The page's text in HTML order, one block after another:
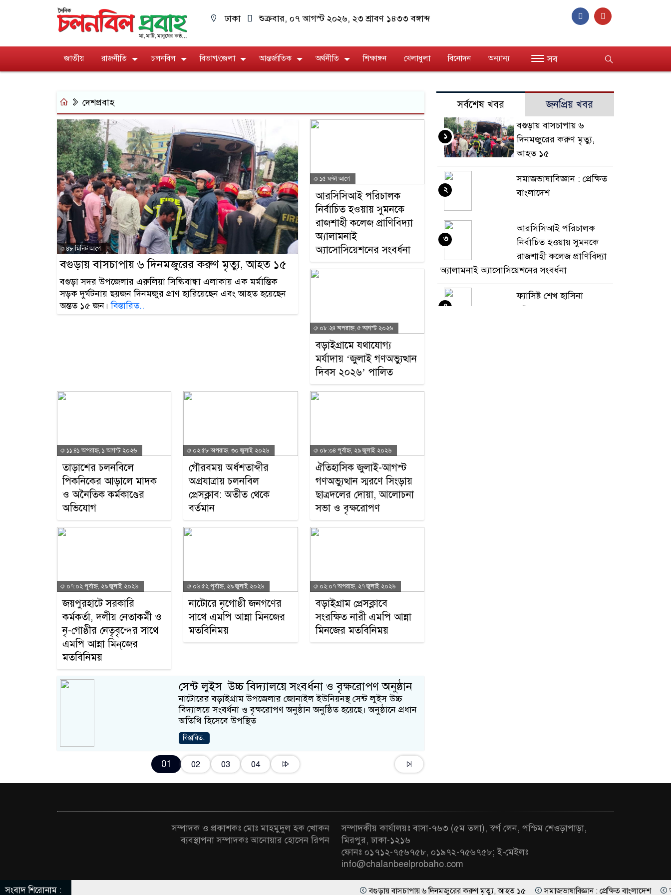
ঢাকা শুক্রবার, ০৭ আগস্ট ২০২৬, ২৩ শ্রাবণ ১৪৩৩ বঙ্গাব্দ
জাতীয় রাজনীতি চলনবিল বিভাগ/জেলা আন্তর্জাতিক অর্থনীতি শিক্ষাঙ্গন খেলাধুলা বিনোদন অন্যান্য সব
দেশপ্রবাহ
৪৮ মিনিট আগে
বগুড়ায় বাসচাপায় ৬ দিনমজুরের করুণ মৃত্যু, আহত ১৫
বগুড়া সদর উপজেলার এরুলিয়া সিল্কিবান্ধা এলাকায় এক মর্মান্তিক
সড়ক দুর্ঘটনায় ছয়জন দিনমজুর প্রাণ হারিয়েছেন এবং আহত হয়েছেন
অন্তত ১৫ জন।বিস্তারিত..
১৫ ঘন্টা আগে
আরসিসিআই পরিচালক
নির্বাচিত হওয়ায় সুমনকে
রাজশাহী কলেজ প্রাণিবিদ্যা
অ্যালামনাই
অ্যাসোসিয়েশনের সংবর্ধনা
০৮:২৪ অপরাহ্ন, ৫ আগস্ট ২০২৬
বড়াইগ্রামে যথাযোগ্য
মর্যাদায় ‘জুলাই গণঅভ্যুত্থান
দিবস ২০২৬’ পালিত
১১:৪১ অপরাহ্ন, ১ আগস্ট ২০২৬
তাড়াশের চলনবিলে
পিকনিকের আড়ালে মাদক
ও অনৈতিক কর্মকাণ্ডের
অভিযোগ
০২:৫৮ অপরাহ্ন, ৩০ জুলাই ২০২৬
গৌরবময় অর্ধশতাব্দীর
অগ্রযাত্রায় চলনবিল
প্রেসক্লাব: অতীত থেকে
বর্তমান
০৮:০৪ পূর্বাহ্ন, ২৯ জুলাই ২০২৬
ঐতিহাসিক জুলাই-আগস্ট
গণঅভ্যুত্থান স্মরণে সিংড়ায়
ছাত্রদলের দোয়া, আলোচনা
সভা ও বৃক্ষরোপণ
০৭:০২ পূর্বাহ্ন, ২৯ জুলাই ২০২৬
জয়পুরহাটে সরকারি
কর্মকর্তা, দলীয় নেতাকর্মী ও
নৃ-গোষ্ঠীর নেতৃবৃন্দের সাথে
এমপি আন্না মিন্‌জের
মতবিনিময়
০৬:৫২ পূর্বাহ্ন, ২৯ জুলাই ২০২৬
নাটোরে নৃগোষ্ঠী জনগণের
সাথে এমপি আন্না মিনজের
মতবিনিময়
০২:০৭ অপরাহ্ন, ২৭ জুলাই ২০২৬
বড়াইগ্রাম প্রেসক্লাবে
সংরক্ষিত নারী এমপি আন্না
মিনজের মতবিনিময়
সেন্ট লুইস উচ্চ বিদ্যালয়ে সংবর্ধনা ও বৃক্ষরোপণ অনুষ্ঠান
নাটোরের বড়াইগ্রাম উপজেলার জোনাইল ইউনিয়নস্থ সেন্ট লুইস উচ্চ
বিদ্যালয়ে সংবর্ধনা ও বৃক্ষরোপণ অনুষ্ঠান অনুষ্ঠিত হয়েছে। অনুষ্ঠানে প্রধান
অতিথি হিসেবে উপস্থিত
বিস্তারিত..
01 02 03 04
সর্বশেষ খবর জনপ্রিয় খবর
বগুড়ায় বাসচাপায় ৬
দিনমজুরের করুণ মৃত্যু,
আহত ১৫
১
সমাজভাষাবিজ্ঞান : প্রেক্ষিত
বাংলাদেশ
২
আরসিসিআই পরিচালক
নির্বাচিত হওয়ায় সুমনকে
রাজশাহী কলেজ প্রাণিবিদ্যা
অ্যালামনাই অ্যাসোসিয়েশনের সংবর্ধনা
৩
ফ্যাসিষ্ট শেখ হাসিনা
অবৈধভাবে দেশ শাসন করে
৪
সম্পাদক ও প্রকাশকঃ মোঃ মাহমুদুল হক খোকন
ব্যবস্থাপনা সম্পাদকঃ আনোয়ার হোসেন রিপন
সম্পাদকীয় কার্যালয়ঃ বাসা-৭৬৩ (৫ম তলা), স্বর্গ লেন, পশ্চিম শেওড়াপাড়া,
মিরপুর, ঢাকা-১২১৬
ফোনঃ ০১৭১২-৭৫৬৭৫৮, ০১৯৭২-৭৫৬৭৫৮; ই-মেইলঃ
info@chalanbeelprobaho.com
সংবাদ শিরোনাম : বগুড়ায় বাসচাপায় ৬ দিনমজুরের করুণ মৃত্যু, আহত ১৫ সমাজভাষাবিজ্ঞান : প্রেক্ষিত বাংলাদেশ